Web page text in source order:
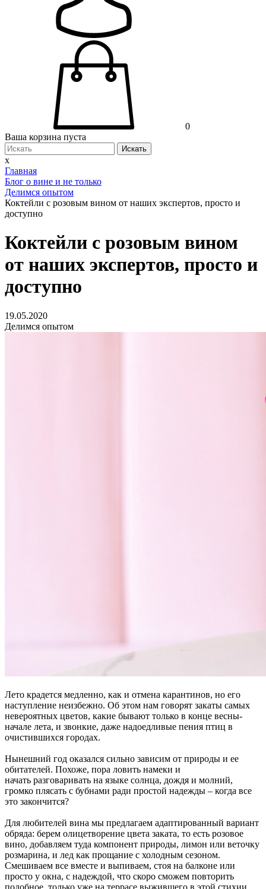
0
Ваша корзина пуста
Искать
x
Главная
Блог о вине и не только
Делимся опытом
Коктейли с розовым вином от наших экспертов, просто и
доступно
Коктейли с розовым вином
от наших экспертов, просто и
доступно
19.05.2020
Делимся опытом
Лето крадется медленно, как и отмена карантинов, но его
наступление неизбежно. Об этом нам говорят закаты самых
невероятных цветов, какие бывают только в конце весны-
начале лета, и звонкие, даже надоедливые пения птиц в
очистившихся городах.
Нынешний год оказался сильно зависим от природы и ее
обитателей. Похоже, пора ловить намеки и
начать разговаривать на языке солнца, дождя и молний,
громко плясать с бубнами ради простой надежды – когда все
это закончится?
Для любителей вина мы предлагаем адаптированный вариант
обряда: берем олицетворение цвета заката, то есть розовое
вино, добавляем туда компонент природы, лимон или веточку
розмарина, и лед как прощание с холодным сезоном.
Смешиваем все вместе и выпиваем, стоя на балконе или
просто у окна, с надеждой, что скоро сможем повторить
подобное, только уже на террасе выжившего в этой стихии